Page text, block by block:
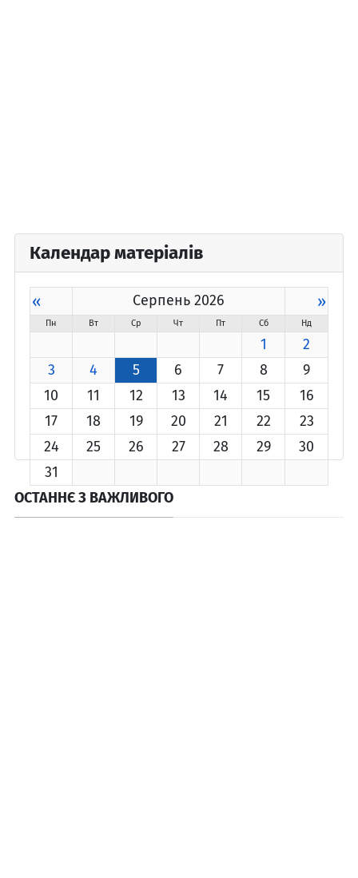
Календар матеріалів
« Серпень 2026 »
Пн Вт Ср Чт Пт Сб Нд
1
2
3
4 5 6 7 8
9
10
11 12 13 14 15
16
17
18 19 20 21 22
23
24
25 26 27 28 29
30
31
ОСТАННЄ З ВАЖЛИВОГО